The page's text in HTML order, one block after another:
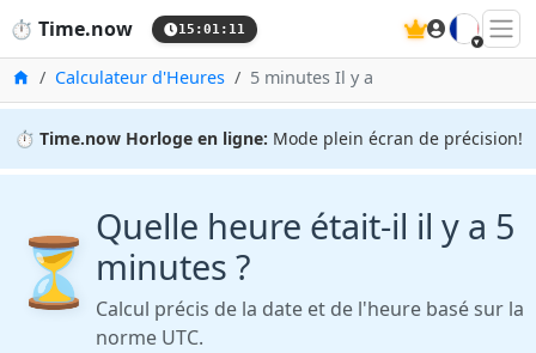
⏱️ Time.now 15:01:12 🇫🇷
Accueil
Calculateur d'Heures 5 minutes Il y a
⏱️ Time.now Horloge en ligne: Mode plein écran de précision!
⏳ Quelle heure était-il il y a 5
minutes ?
Calcul précis de la date et de l'heure basé sur la
norme UTC.